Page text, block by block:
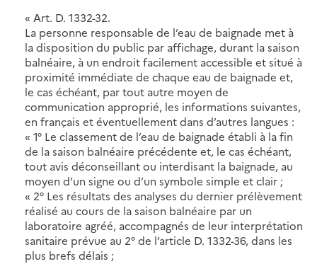
« Art. D. 1332-32.
La personne responsable de l’eau de baignade met à
la disposition du public par affichage, durant la saison
balnéaire, à un endroit facilement accessible et situé à
proximité immédiate de chaque eau de baignade et,
le cas échéant, par tout autre moyen de
communication approprié, les informations suivantes,
en français et éventuellement dans d’autres langues :
« 1° Le classement de l’eau de baignade établi à la fin
de la saison balnéaire précédente et, le cas échéant,
tout avis déconseillant ou interdisant la baignade, au
moyen d’un signe ou d’un symbole simple et clair ;
« 2° Les résultats des analyses du dernier prélèvement
réalisé au cours de la saison balnéaire par un
laboratoire agréé, accompagnés de leur interprétation
sanitaire prévue au 2° de l’article D. 1332-36, dans les
plus brefs délais ;